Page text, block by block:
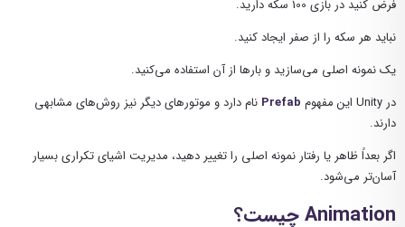
فرض کنید در بازی 100 سکه دارید.
نباید هر سکه را از صفر ایجاد کنید.
یک نمونه اصلی می‌سازید و بارها از آن استفاده می‌کنید.
در Unity این مفهوم
Prefab نام دارد و موتورهای دیگر نیز روش‌های مشابهی
دارند.
اگر بعداً ظاهر یا رفتار نمونه اصلی را تغییر دهید، مدیریت اشیای تکراری بسیار
آسان‌تر می‌شود.
Animation چیست؟